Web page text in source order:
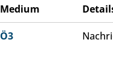
Medium
Ö3